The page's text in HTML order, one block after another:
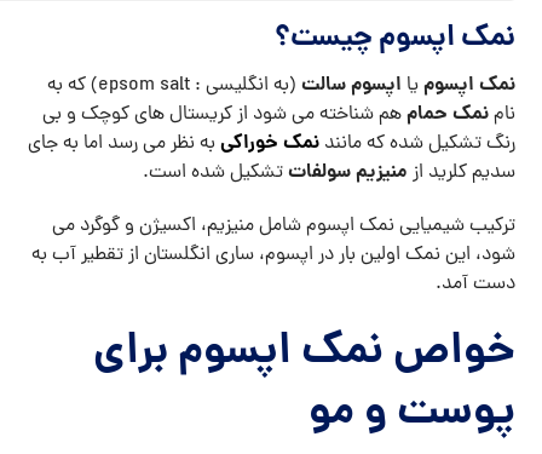
نمک اپسوم چیست؟
نمک اپسومیا اپسوم سالت
(به انگلیسی : epsom salt) که به
نامنمک حمامهم شناخته می شود از کریستال های کوچک و بی
رنگ تشکیل شده که مانندنمک خوراکی به نظر می رسد اما به جای
سدیم کلرید از منیزیم سولفاتتشکیل شده است.
ترکیب شیمیایی نمک اپسوم شامل منیزیم، اکسیژن و گوگرد می
شود، این نمک اولین بار در اپسوم، ساری انگلستان از تقطیر آب به
دست آمد.
خواص نمک اپسوم برای
پوست و مو